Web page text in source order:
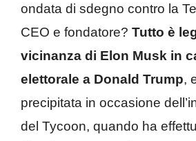
ondata di sdegno contro la
CEO e fondatore? Tutto è
vicinanza di Elon Musk in
elettorale a Donald Trump,
precipitata in occasione
del Tycoon, quando ha